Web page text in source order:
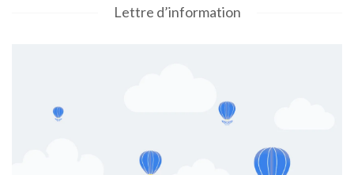
Lettre d’information